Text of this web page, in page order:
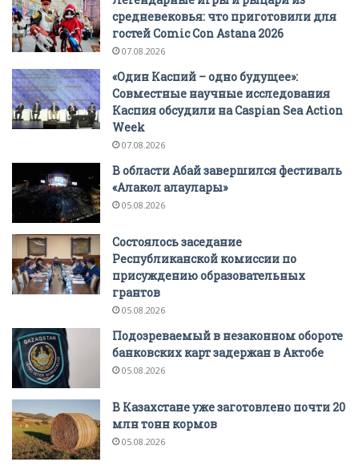
средневековья: что приготовили для
гостей Comic Con Astana 2026
07.08.2026
«Один Каспий – одно будущее»:
Совместные научные исследования
Каспия обсудили на Caspian Sea Action
Week
07.08.2026
В области Абай завершился фестиваль
«Алакөл алаулары»
05.08.2026
Состоялось заседание
Республиканской комиссии по
присуждению образовательных
грантов
05.08.2026
Подозреваемый в незаконном обороте
банковских карт задержан в Актобе
05.08.2026
В Казахстане уже заготовлено почти 20
млн тонн кормов
05.08.2026